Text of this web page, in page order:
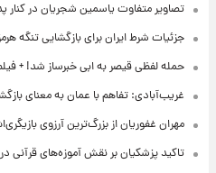
تصاویر متفاوت یاسمین شجریان در
جزئیات شرط ایران برای بازگشایی تنگه
حمله لفظی قیصر به ابی خبرساز شد! +
غریب‌آبادی: تفاهم با عمان به معنای
مهران غفوریان از بزرگ‌ترین آرزوی
تاکید پزشکیان بر نقش آموزه‌های قرآنی